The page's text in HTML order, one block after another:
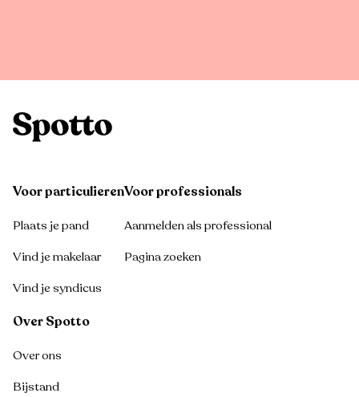
Voor particulieren
Plaats je pand
Vind je makelaar
Vind je syndicus
Voor professionals
Aanmelden als professional
Pagina zoeken
Over Spotto
Over ons
Bijstand